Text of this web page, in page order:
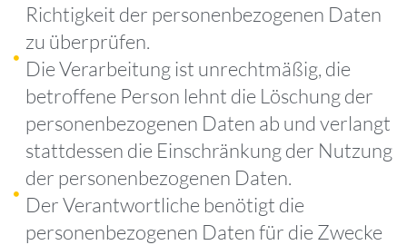
Richtigkeit der personenbezogenen Daten
zu überprüfen.
Die Verarbeitung ist unrechtmäßig, die
betroffene Person lehnt die Löschung der
personenbezogenen Daten ab und verlangt
stattdessen die Einschränkung der Nutzung
der personenbezogenen Daten.
Der Verantwortliche benötigt die
personenbezogenen Daten für die Zwecke